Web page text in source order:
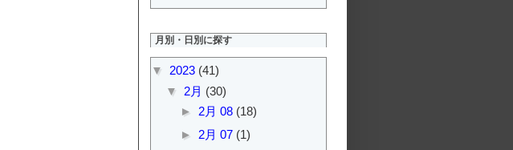
月別・日別に探す
▼ 2023 (41)
▼ 2月 (30)
► 2月 08 (18)
► 2月 07 (1)